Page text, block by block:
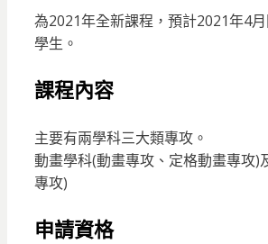
為2021年全新課程，預計2021年4
學生。
課程內容
主要有兩學科三大類專攻。
動畫學科(動畫專攻、定格動畫專攻)
專攻)
申請資格